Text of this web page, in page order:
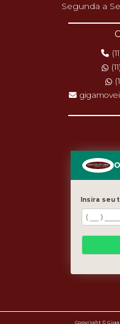
Segunda a
Copyright ©
Insira seu